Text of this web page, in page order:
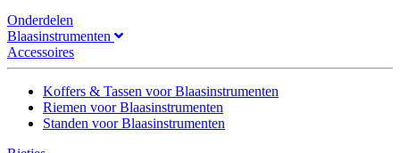
Onderdelen
Blaasinstrumenten
Accessoires
Koffers & Tassen voor Blaasinstrumenten
Riemen voor Blaasinstrumenten
Standen voor Blaasinstrumenten